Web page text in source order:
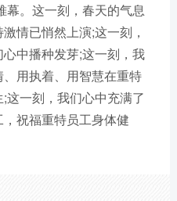
幕。这一刻，春天的气息
情已悄然上演;这一刻，
中播种发芽;这一刻，我
用执着、用智慧在重特
这一刻，我们心中充满了
祝福重特员工身体健